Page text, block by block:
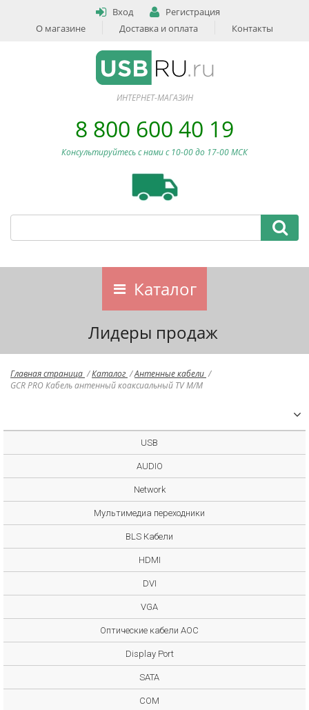
Вход
Регистрация
О магазине
Доставка и оплата Контакты
ИНТЕРНЕТ-МАГАЗИН
8 800 600 40 19
Консультируйтесь с нами c 10-00 до 17-00 МСК
Каталог
Лидеры продаж
Главная страница /Каталог /Антенные кабели /
GCR PRO Кабель антенный коаксиальный TV M/M
USB
AUDIO
Network
Мультимедиа переходники
BLS Кабели
HDMI
DVI
VGA
Оптические кабели AOC
Display Port
SATA
COM